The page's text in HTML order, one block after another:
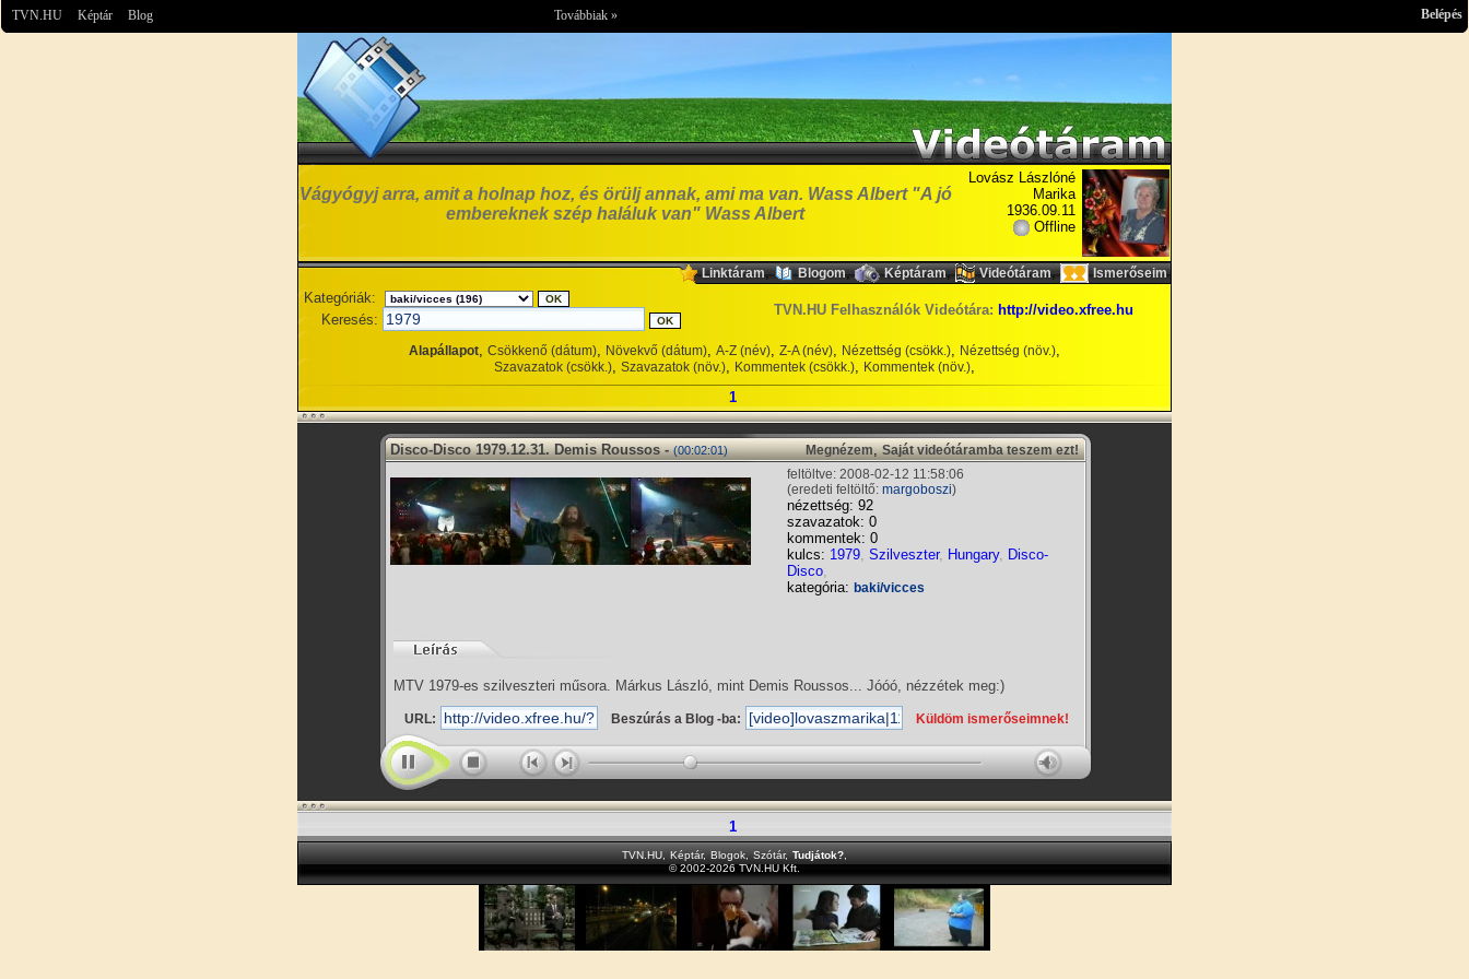
TVN.HU Képtár Blog Továbbiak » Belépés
Vágyógyj arra, amit a holnap hoz, és örülj annak, ami ma van. Wass Albert "A jó
embereknek szép haláluk van" Wass Albert
Lovász Lászlóné
Marika
1936.09.11
Offline
Linktáram, Blogom, Képtáram, Videótáram, Ismerőseim
Kategóriák:
Keresés:
TVN.HU Felhasználók Videótára: http://video.xfree.hu
Alapállapot, Csökkenő (dátum), Növekvő (dátum), A-Z (név), Z-A (név), Nézettség (csökk.), Nézettség (növ.),
Szavazatok (csökk.), Szavazatok (növ.), Kommentek (csökk.), Kommentek (növ.),
1
Disco-Disco 1979.12.31. Demis Roussos - (00:02:01) Megnézem,Saját videótáramba teszem ezt!
feltöltve: 2008-02-12 11:58:06
(eredeti feltöltő: margoboszi)
nézettség: 92
szavazatok: 0
kommentek: 0
kulcs: 1979, Szilveszter, Hungary, Disco-
Disco,
kategória: baki/vicces
MTV 1979-es szilveszteri műsora. Márkus László, mint Demis Roussos... Jóóó, nézzétek meg:)
URL: Beszúrás a Blog -ba: Küldöm ismerőseimnek!
1
TVN.HU Képtár, Blogok Szótár, Tudjátok?
© 2002-2026 TVN.HU Kft.